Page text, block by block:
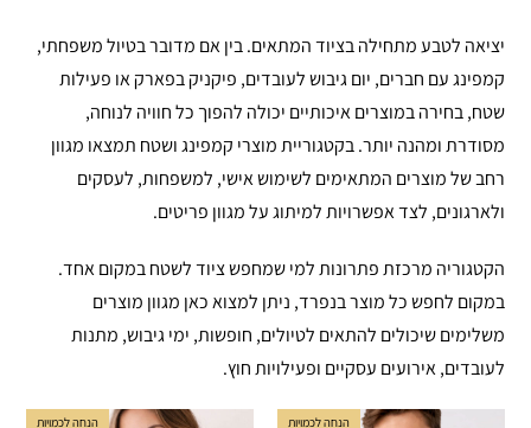
יציאה לטבע מתחילה בציוד המתאים. בין אם מדובר בטיול משפחתי,
קמפינג עם חברים, יום גיבוש לעובדים, פיקניק בפארק או פעילות
שטח, בחירה במוצרים איכותיים יכולה להפוך כל חוויה לנוחה,
מסודרת ומהנה יותר. בקטגוריית מוצרי קמפינג ושטח תמצאו מגוון
רחב של מוצרים המתאימים לשימוש אישי, למשפחות, לעסקים
ולארגונים, לצד אפשרויות למיתוג על מגוון פריטים.
הקטגוריה מרכזת פתרונות למי שמחפש ציוד לשטח במקום אחד.
במקום לחפש כל מוצר בנפרד, ניתן למצוא כאן מגוון מוצרים
משלימים שיכולים להתאים לטיולים, חופשות, ימי גיבוש, מתנות
לעובדים, אירועים עסקיים ופעילויות חוץ.
הנחה לכמויות הנחה לכמויות